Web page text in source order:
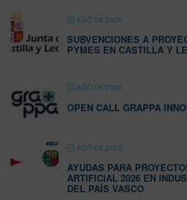
AGO 08 2026
SUBVENCIONES A
PYMES EN CASTILLA Y
AGO 08 2026
OPEN CALL GRAPPA
AGO 08 2026
AYUDAS PARA
ARTIFICIAL 2026 EN
DEL PAÍS VASCO